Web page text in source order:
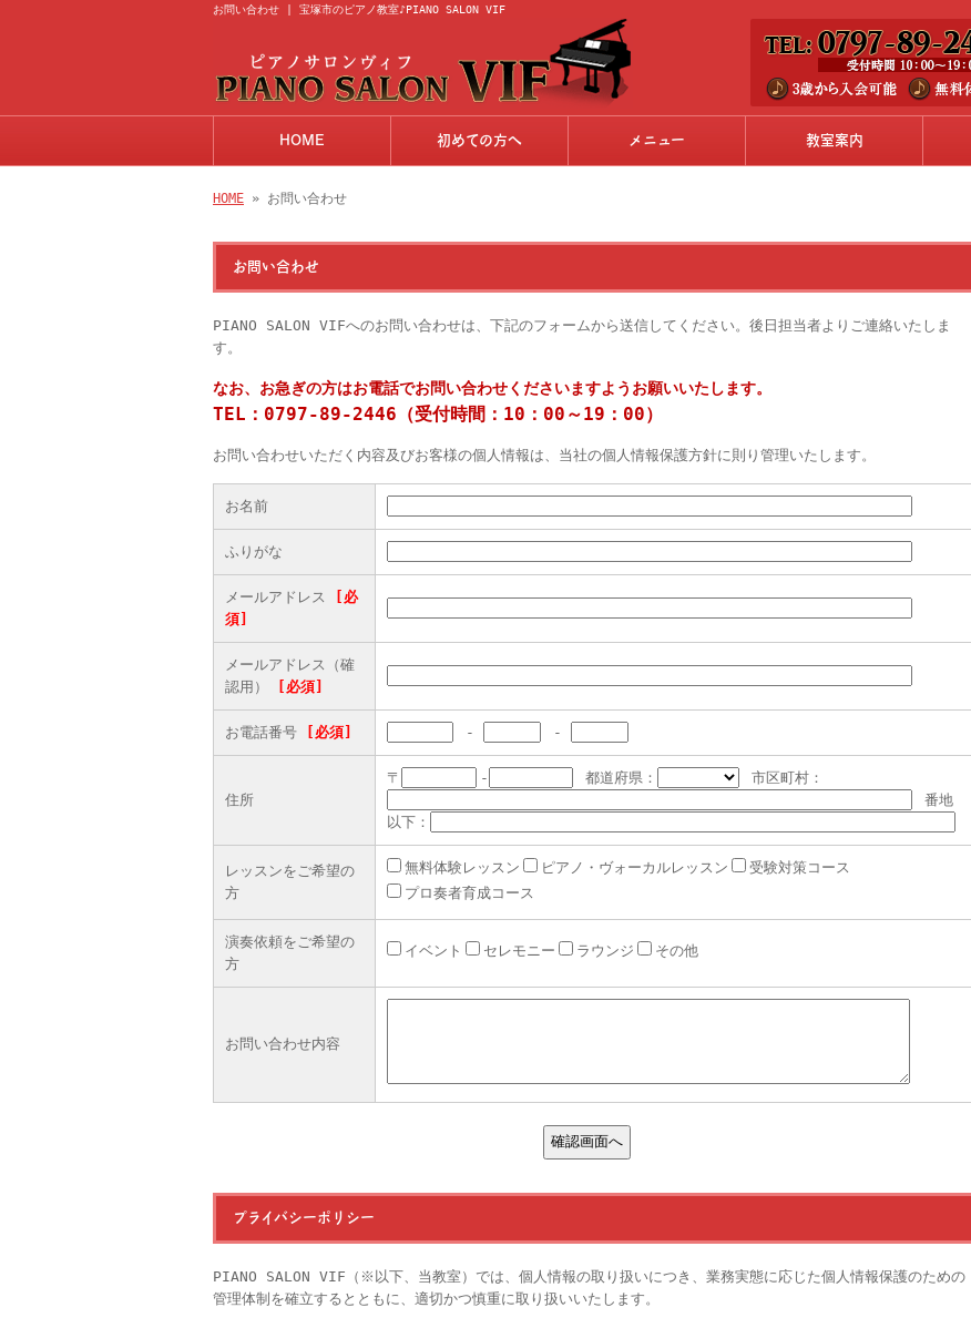
お問い合わせ | 宝塚市のピアノ教室♪PIANO SALON VIF
HOME 初めての方へ メニュー 教室案内
HOME » お問い合わせ
お問い合わせ
PIANO SALON VIFへのお問い合わせは、下記のフォームから送信してください。後日担当者よりご連絡いたしま
す。
なお、お急ぎの方はお電話でお問い合わせくださいますようお願いいたします。
TEL：0797-89-2446（受付時間：10：00～19：00）
お問い合わせいただく内容及びお客様の個人情報は、当社の個人情報保護方針に則り管理いたします。
お名前
ふりがな
メールアドレス
[必
須]
メールアドレス（確
認用）
[必須]
お電話番号 [必須] - -
住所
〒 - 都道府県：
市区町村：
番地
以下：
レッスンをご希望の
方
無料体験レッスン ピアノ・ヴォーカルレッスン
受験対策コース
プロ奏者育成コース
演奏依頼をご希望の
方
イベント セレモニー ラウンジ その他
お問い合わせ内容
プライバシーポリシー
PIANO SALON VIF（※以下、当教室）では、個人情報の取り扱いにつき、業務実態に応じた個人情報保護のための
管理体制を確立するとともに、適切かつ慎重に取り扱いいたします。